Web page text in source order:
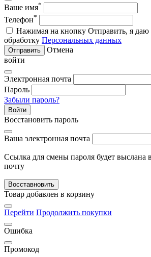
Ваше имя*
Телефон*
Нажимая на кнопку Отправить, я даю
обработку Персональных данных
Отправить
Отмена
войти
Электронная почта
Пароль
Забыли пароль?
Войти
Восстановить пароль
Ваша электронная почта
Ссылка для смены пароля будет выслана
почту
Восставновить
Товар добавлен в корзину
Перейти Продолжить покупки
Ошибка
Промокод